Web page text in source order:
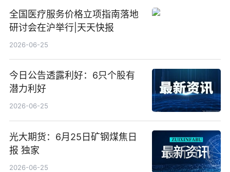
全国医疗服务价格立项指南落地
研讨会在沪举行|天天快报
2026-06-25
今日公告透露利好：6只个股有
潜力利好
2026-06-25
光大期货：6月25日矿钢煤焦日
报 独家
2026-06-25